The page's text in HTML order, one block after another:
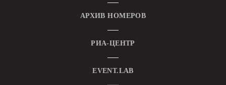
АРХИВ НОМЕРОВ
РИА-ЦЕНТР
EVENT.LAB